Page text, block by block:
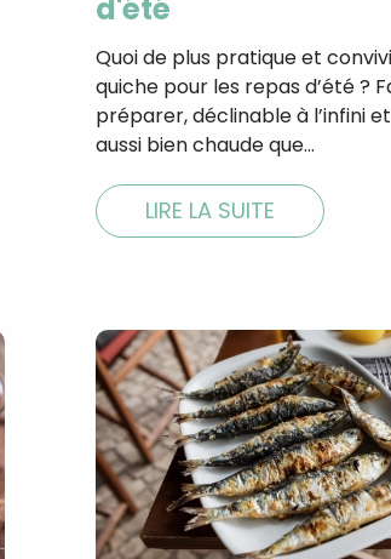
d'été
Quoi de plus pratique et
quiche pour les repas d’été ?
préparer, déclinable à l’infini
aussi bien chaude que…
LIRE LA SUITE